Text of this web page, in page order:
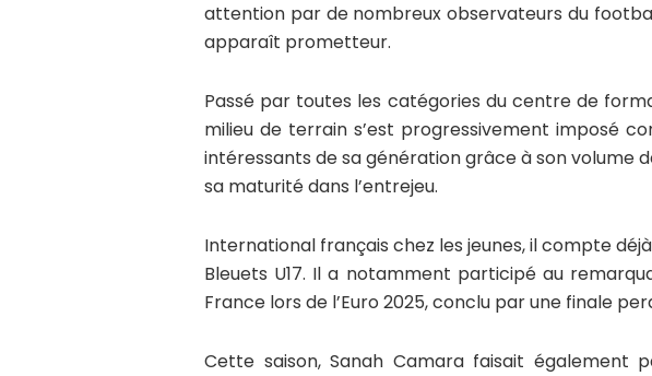
attention par de nombreux observateurs du
apparaît prometteur.
Passé par toutes les catégories du centre de
milieu de terrain s’est progressivement imposé
intéressants de sa génération grâce à son volume
sa maturité dans l’entrejeu.
International français chez les jeunes, il compte
Bleuets U17. Il a notamment participé au
France lors de l’Euro 2025, conclu par une finale
Cette saison, Sanah Camara faisait également